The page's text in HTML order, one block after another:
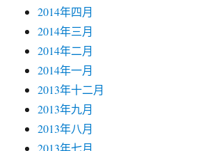
2014年四月
2014年三月
2014年二月
2014年一月
2013年十二月
2013年九月
2013年八月
2013年七月